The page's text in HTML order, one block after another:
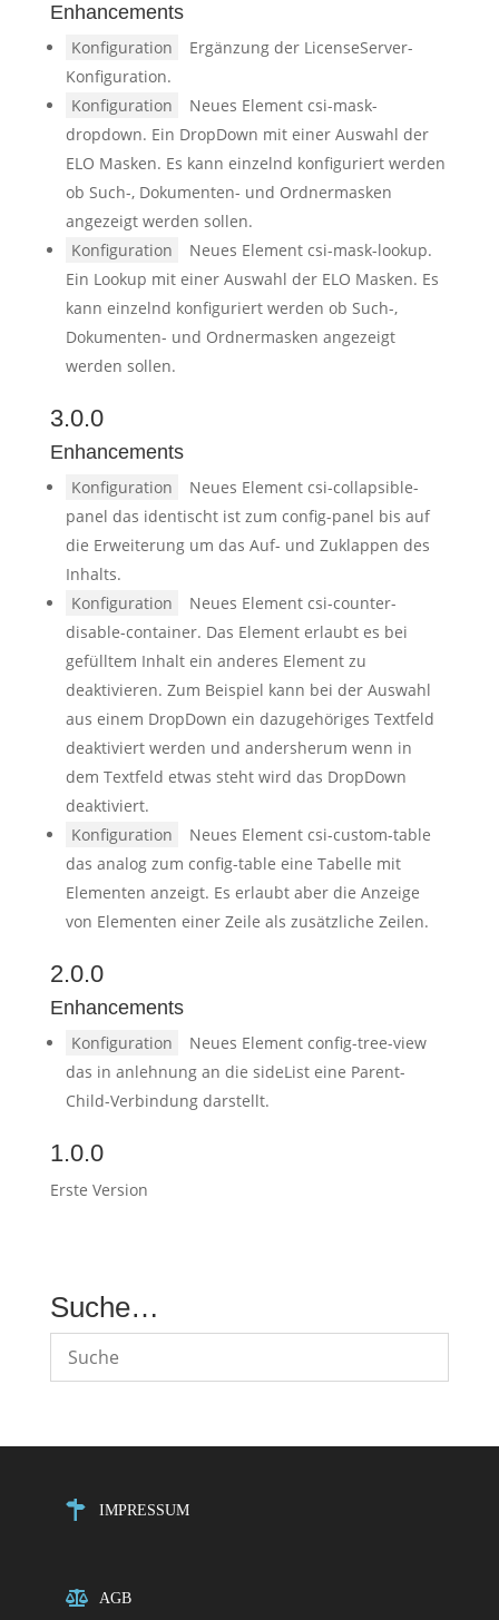
Enhancements
Konfiguration
Ergänzung der LicenseServer-
Konfiguration.
Konfiguration
Neues Element csi-mask-
dropdown. Ein DropDown mit einer Auswahl der
ELO Masken. Es kann einzelnd konfiguriert werden
ob Such-, Dokumenten- und Ordnermasken
angezeigt werden sollen.
Konfiguration
Neues Element csi-mask-lookup.
Ein Lookup mit einer Auswahl der ELO Masken. Es
kann einzelnd konfiguriert werden ob Such-,
Dokumenten- und Ordnermasken angezeigt
werden sollen.
3.0.0
Enhancements
Konfiguration
Neues Element csi-collapsible-
panel das identischt ist zum config-panel bis auf
die Erweiterung um das Auf- und Zuklappen des
Inhalts.
Konfiguration
Neues Element csi-counter-
disable-container. Das Element erlaubt es bei
gefülltem Inhalt ein anderes Element zu
deaktivieren. Zum Beispiel kann bei der Auswahl
aus einem DropDown ein dazugehöriges Textfeld
deaktiviert werden und andersherum wenn in
dem Textfeld etwas steht wird das DropDown
deaktiviert.
Konfiguration
Neues Element csi-custom-table
das analog zum config-table eine Tabelle mit
Elementen anzeigt. Es erlaubt aber die Anzeige
von Elementen einer Zeile als zusätzliche Zeilen.
2.0.0
Enhancements
Konfiguration
Neues Element config-tree-view
das in anlehnung an die sideList eine Parent-
Child-Verbindung darstellt.
1.0.0
Erste Version
Suche…
IMPRESSUM
AGB